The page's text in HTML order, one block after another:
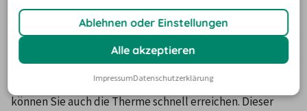
errichtet, sollte es neben der Beherbergung der Kurgäste
auch für die Unterhaltung der illustren Besucher sorgen
und wurde daher mit Annehmlichkeiten wie einem
Konversationszimmer und einem Ball- und Konzertsaal
ausgestattet. Mit dem Mietwagen Meran erfahrend,
können Sie auch die Therme schnell erreichen. Dieser
Ablehnen oder Einstellungen
Alle akzeptieren
ImpressumDatenschutzerklärung